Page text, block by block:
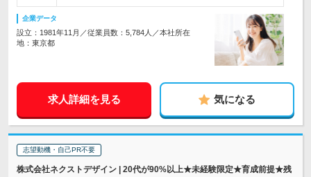
企業データ
設立：1981年11月／従業員数：5,784人／本社所在
地：東京都
求人詳細を見る 気になる
志望動機・自己PR不要
株式会社ネクストデザイン | 20代が90%以上★未経験限定★育成前提★残